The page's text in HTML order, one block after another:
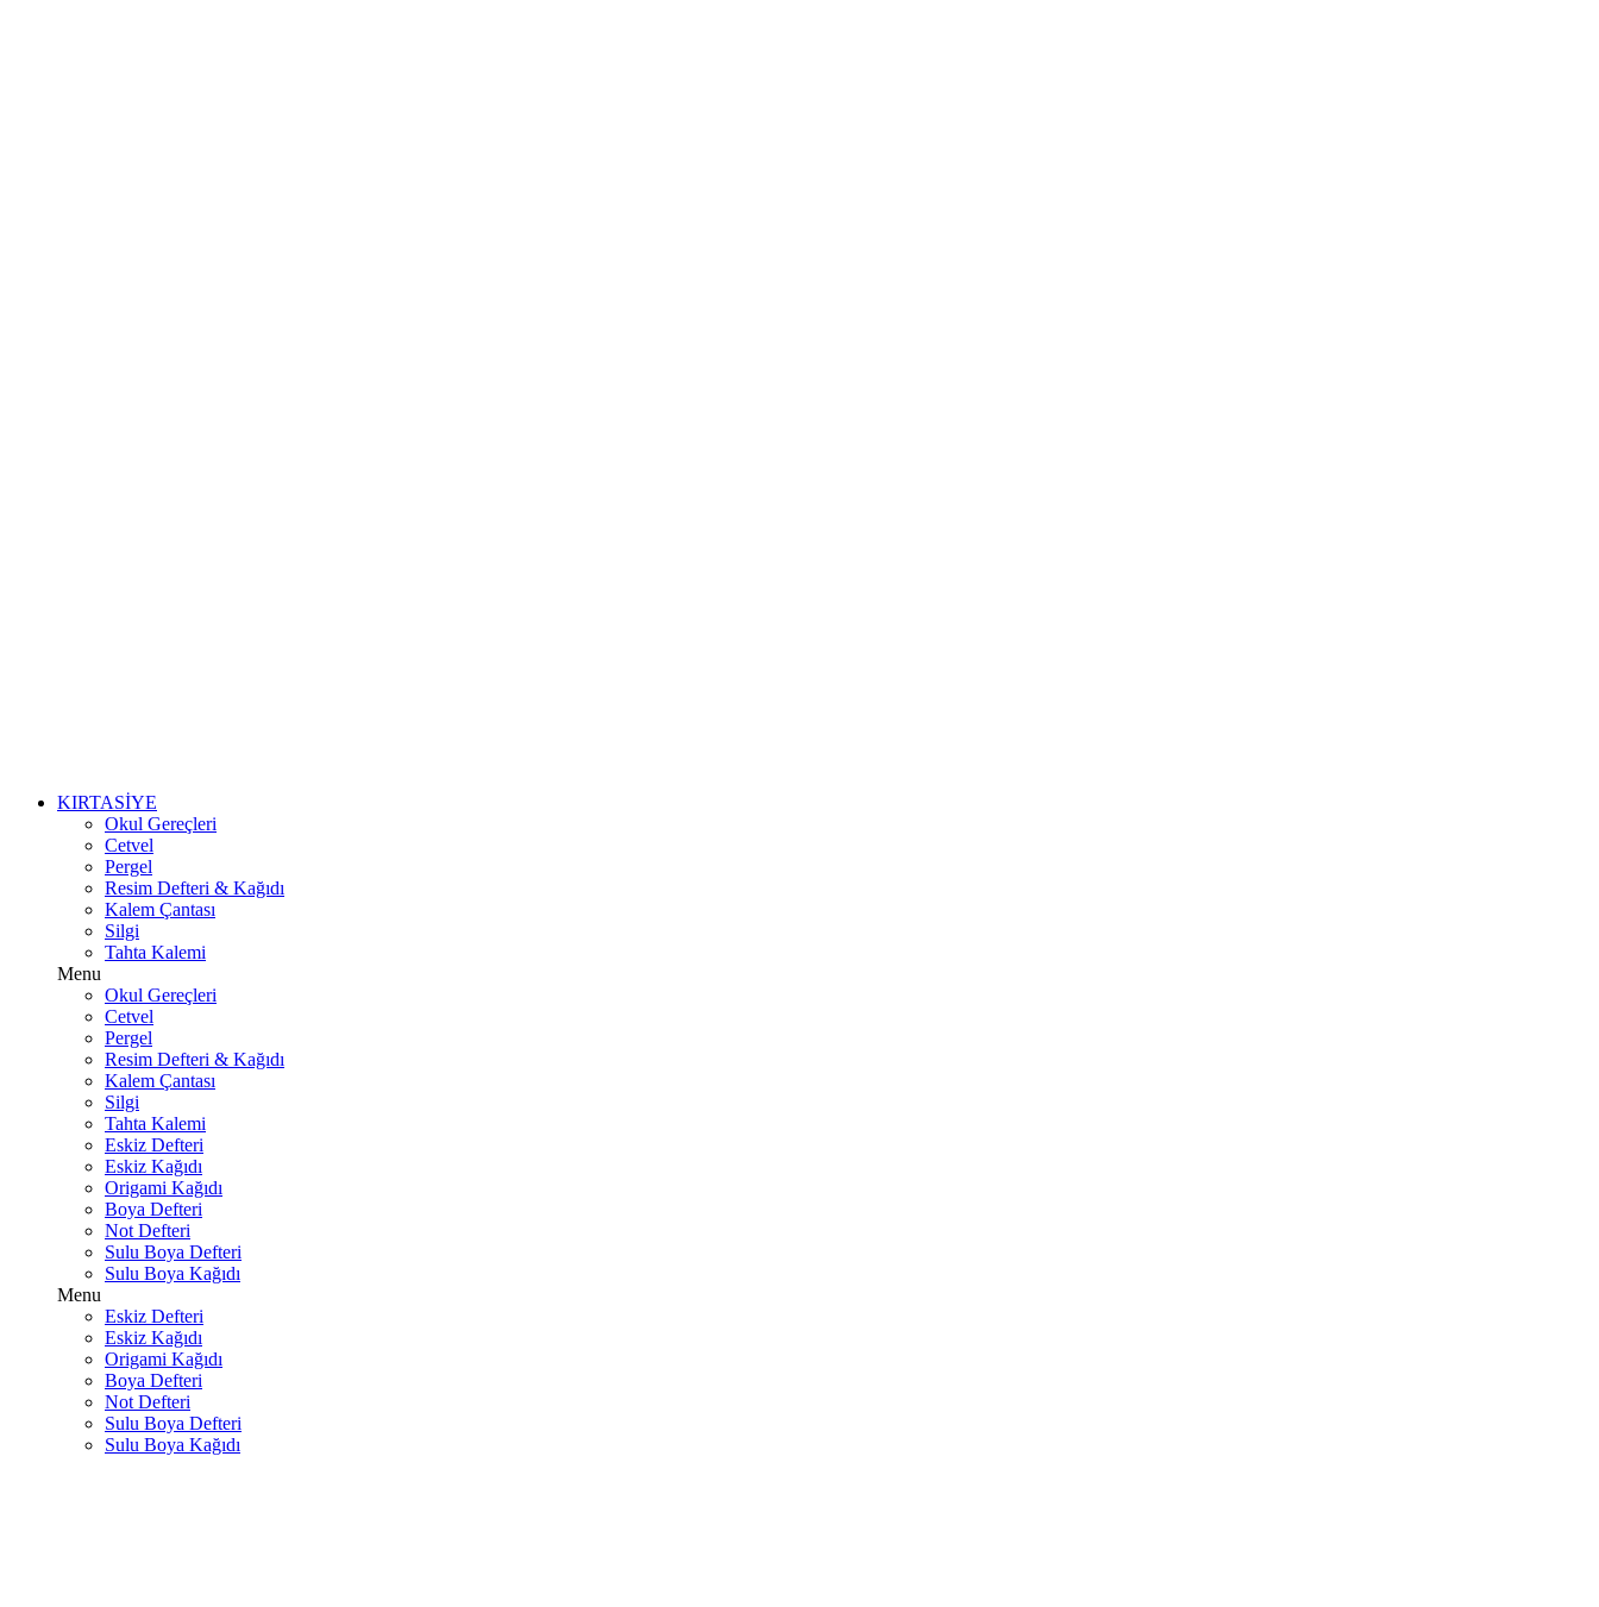
KIRTASİYE
Okul Gereçleri
Cetvel
Pergel
Resim Defteri & Kağıdı
Kalem Çantası
Silgi
Tahta Kalemi
Menu
Okul Gereçleri
Cetvel
Pergel
Resim Defteri & Kağıdı
Kalem Çantası
Silgi
Tahta Kalemi
Eskiz Defteri
Eskiz Kağıdı
Origami Kağıdı
Boya Defteri
Not Defteri
Sulu Boya Defteri
Sulu Boya Kağıdı
Menu
Eskiz Defteri
Eskiz Kağıdı
Origami Kağıdı
Boya Defteri
Not Defteri
Sulu Boya Defteri
Sulu Boya Kağıdı